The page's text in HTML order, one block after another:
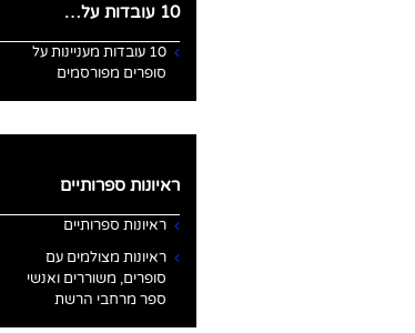
10 עובדות על…
10 עובדות מעניינות על
סופרים מפורסמים
ראיונות ספרותיים
ראיונות ספרותיים
ראיונות מצולמים עם
סופרים, משוררים ואנשי
ספר מרחבי הרשת